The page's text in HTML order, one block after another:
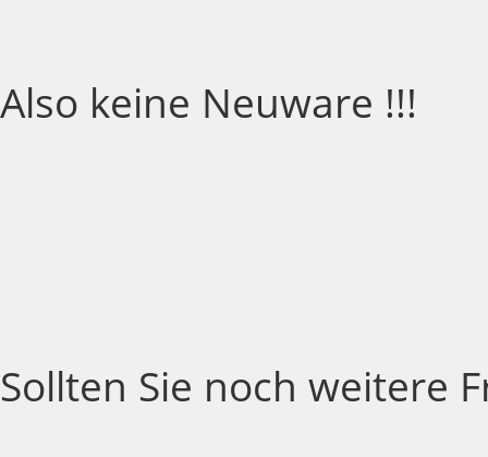
Also keine Neuware !!!
Sollten Sie noch weitere